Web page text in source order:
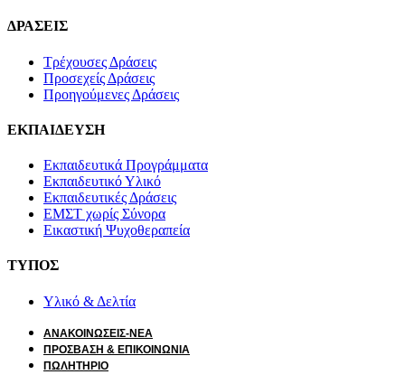
ΔΡΑΣΕΙΣ
Τρέχουσες Δράσεις
Προσεχείς Δράσεις
Προηγούμενες Δράσεις
ΕΚΠΑΙΔΕΥΣΗ
Εκπαιδευτικά Προγράμματα
Εκπαιδευτικό Υλικό
Εκπαιδευτικές Δράσεις
ΕΜΣΤ χωρίς Σύνορα
Εικαστική Ψυχοθεραπεία
ΤΥΠΟΣ
Υλικό & Δελτία
ΑΝΑΚΟΙΝΩΣΕΙΣ-ΝΕΑ
ΠΡΟΣΒΑΣΗ & ΕΠΙΚΟΙΝΩΝΙΑ
ΠΩΛΗΤΗΡΙΟ